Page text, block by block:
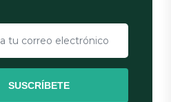
SUSCRÍBETE